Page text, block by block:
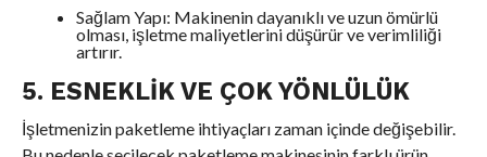
Sağlam Yapı: Makinenin dayanıklı ve uzun ömürlü
olması, işletme maliyetlerini düşürür ve verimliliği
artırır.
5. ESNEKLIK VE ÇOK YÖNLÜLÜK
İşletmenizin paketleme ihtiyaçları zaman içinde değişebilir.